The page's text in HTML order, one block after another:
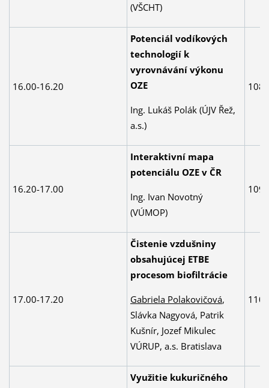
(VŠCHT)
16.00-16.20
Potenciál vodíkových
technologií k
vyrovnávání výkonu
OZE
Ing. Lukáš Polák (ÚJV Řež,
a.s.)
108
16.20-17.00
Interaktivní mapa
potenciálu OZE v ČR
Ing. Ivan Novotný
(VÚMOP)
109
17.00-17.20
Čistenie vzdušniny
obsahujúcej ETBE
procesom biofiltrácie
Gabriela Polakovičová,
Slávka Nagyová, Patrik
Kušnír, Jozef Mikulec
VÚRUP, a.s. Bratislava
110
Využitie kukuričného